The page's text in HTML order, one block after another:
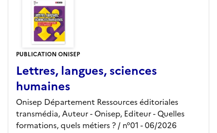
PUBLICATION ONISEP
Lettres, langues, sciences
humaines
Onisep Département Ressources éditoriales
transmédia, Auteur - Onisep, Editeur- Quelles
formations, quels métiers ? / n°01 - 06/2026